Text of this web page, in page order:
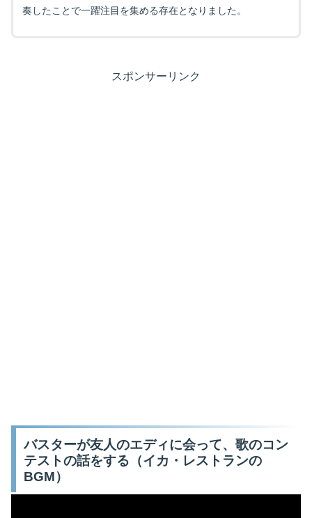
奏したことで一躍注目を集める存在となりました。
スポンサーリンク
バスターが友人のエディに会って、歌のコン
テストの話をする（イカ・レストランの
BGM）